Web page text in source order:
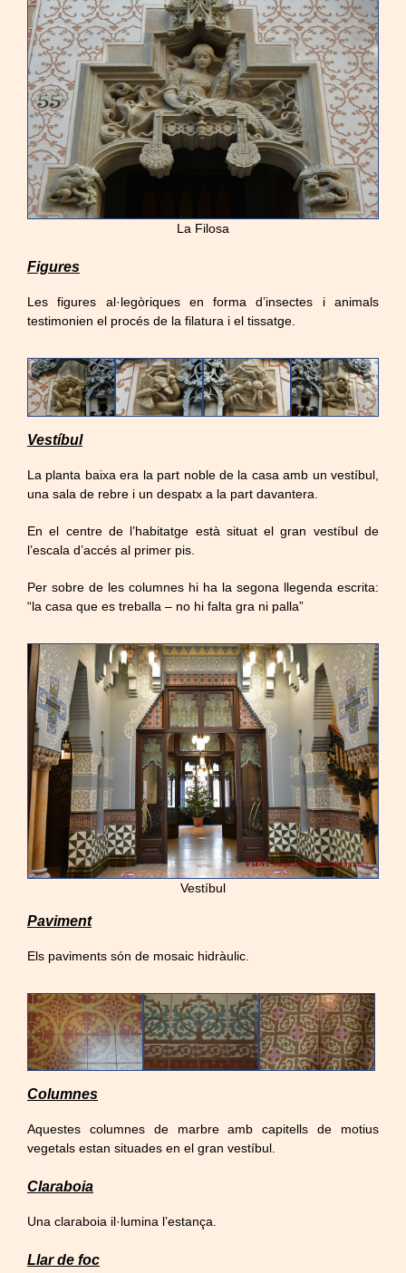
La Filosa
Figures
Les figures al·legòriques en forma d’insectes i animals
testimonien el procés de la filatura i el tissatge.
Vestíbul
La planta baixa era la part noble de la casa amb un vestíbul,
una sala de rebre i un despatx a la part davantera.
En el centre de l’habitatge està situat el gran vestíbul de
l’escala d’accés al primer pis.
Per sobre de les columnes hi ha la segona llegenda escrita:
“la casa que es treballa – no hi falta gra ni palla”
Vestíbul
Paviment
Els paviments són de mosaic hidràulic.
Columnes
Aquestes columnes de marbre amb capitells de motius
vegetals estan situades en el gran vestíbul.
Claraboia
Una claraboia il·lumina l’estança.
Llar de foc